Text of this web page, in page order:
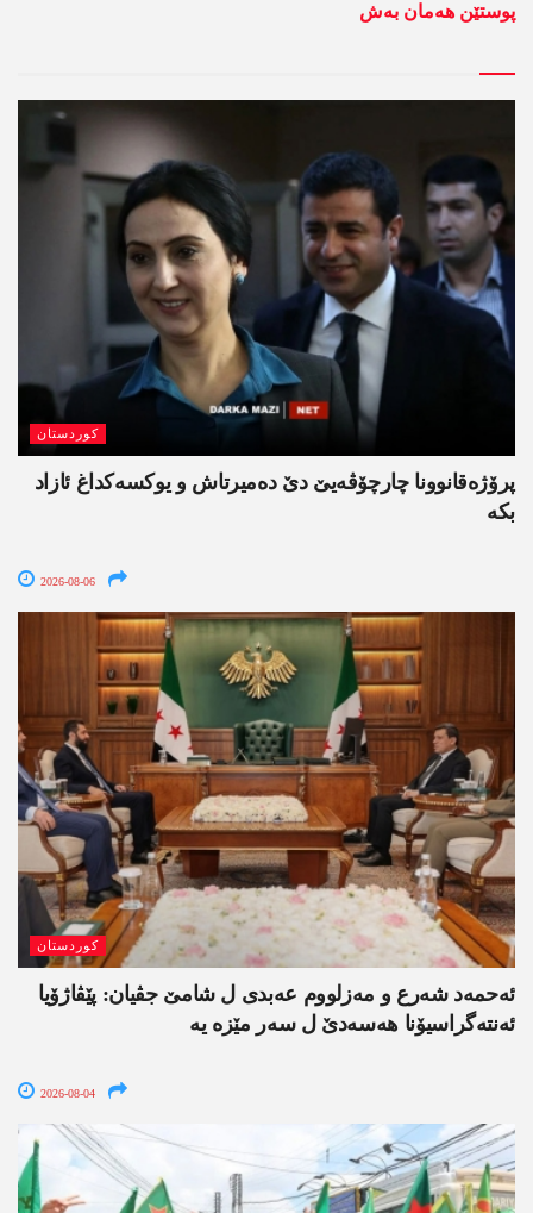
پوستێن ھەمان بەش
کوردستان
پرۆژەقانوونا چارچۆڤەیێ دێ دەمیرتاش و یوکسەکداغ ئازاد
بکە
2026-08-06
کوردستان
ئەحمەد شەرع و مەزلووم عەبدی ل شامێ جڤیان: پێڤاژۆیا
ئەنتەگراسیۆنا ھەسەدێ ل سەر مێزە یە
2026-08-04